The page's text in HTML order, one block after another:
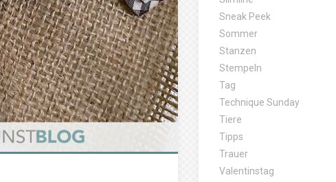
Sneak Peek
Sommer
Stanzen
Stempeln
Tag
Technique Sunday
Tiere
Tipps
Trauer
Valentinstag